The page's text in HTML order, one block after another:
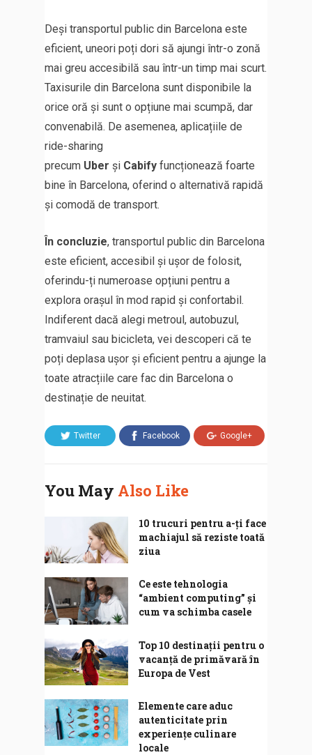
Deși transportul public din Barcelona este
eficient, uneori poți dori să ajungi într-o zonă
mai greu accesibilă sau într-un timp mai scurt.
Taxisurile din Barcelona sunt disponibile la
orice oră și sunt o opțiune mai scumpă, dar
convenabilă. De asemenea, aplicațiile de
ride-sharing
precum Uber și Cabify funcționează foarte
bine în Barcelona, oferind o alternativă rapidă
și comodă de transport.
În concluzie, transportul public din Barcelona
este eficient, accesibil și ușor de folosit,
oferindu-ți numeroase opțiuni pentru a
explora orașul în mod rapid și confortabil.
Indiferent dacă alegi metroul, autobuzul,
tramvaiul sau bicicleta, vei descoperi că te
poți deplasa ușor și eficient pentru a ajunge la
toate atracțiile care fac din Barcelona o
destinație de neuitat.
Twitter Facebook Google+
You May Also Like
10 trucuri pentru a-ți face
machiajul să reziste toată
ziua
Ce este tehnologia
“ambient computing” și
cum va schimba casele
Top 10 destinații pentru o
vacanță de primăvară în
Europa de Vest
Elemente care aduc
autenticitate prin
experiențe culinare
locale